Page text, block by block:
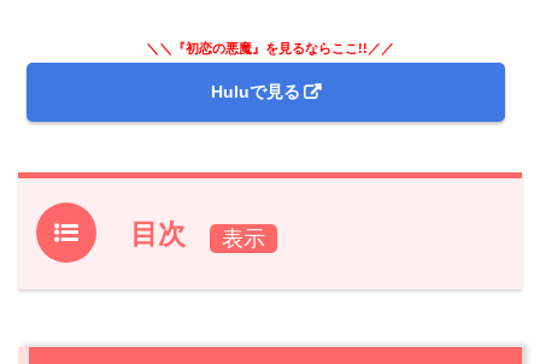
＼＼『初恋の悪魔』を見るならここ!!／／
Huluで見る
目次
1.ドラマ『初恋の悪魔』前回第2話のあらすじと振り返り